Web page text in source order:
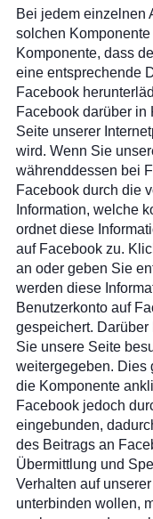
Bei jedem einzelnen
solchen
Komponente, dass
eine entsprechende
Facebook
Facebook darüber in
Seite unserer
wird. Wenn Sie
währenddessen bei
Facebook durch die
Information, welche
ordnet diese
auf Facebook zu.
an oder geben Sie
werden diese
Benutzerkonto auf
gespeichert.
Sie unsere Seite
weitergegeben. Dies
die Komponente
Facebook jedoch
eingebunden,
des Beitrags an
Übermittlung und
Verhalten auf
unterbinden wollen,